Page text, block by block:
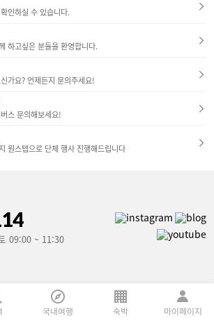
한 조명과 아트워크가 곳곳에 배치되어 있어마치
기분 좋게 열어주는 공간이었어요.​​​3. 객실 소개 웰
파크 호텔은 3층부터 8층까지 총 4가지 타입의 객
드 트윈 / 스위트룸 / 베리어프리룸​가족 단위 여행
객이 많음에도 패밀리룸이 따로 없다는 점은 조금
있었습니다.​​​스탠다드 더블룸 (약 32㎡) - 구성: 더
만, 더 아늑한 느낌- 특징: 커플 투숙객에게 인기- 욕
실: 깔끔한 화이트톤, 샤워부스 분리 / 친환경 다회
차를 즐길 수 있는 테이블 구비- 침실: 고급스러운
아트워크와 은은한 조명, 포근한 침구- 욕실: 블랙&
그레이 톤의 세련된 인테리어 - 더블 세면대 (커플·
가족 이용 시 편리)- 별도의 샤워부스- 대형 욕조 (온
러웠구요침구 상태도 청결했고 매트리스의 탄탄함
덕분에 숙면을 취할 수 있었습니다.방음도 잘 되어
외부 소음이 거의 들리지 않았고전체적인 청결 관
과 아비지동의 객실 하슬라 뮤지엄 호텔 객실의 가
장 큰 매력은 아마 오션뷰 욕조일 것입니다.바다를
니다.​먼저 솔거동 객실 부터 살펴볼까요?​​​스마일 스
위트(솔거동) 바닥에 깔린 돌과 붉은 커튼이 인상적
특한 인테리어가 매력적이었구요,구조또한 처음 접
하는 느낌이라 신선했습니다.​​슈페리어 스위트(솔
고가 높고,창가 벤치에 앉아 바다와 산을 동시에 감
상할 수 있습니다.스마일 스위트와 구조는 같지만
보겠습니다!​​스마일 스위트(아비지동) 넓은 통창으
로 햇살이 가득 들어오고,깔끔하고 시원한 분위기
늑한 휴식을 제공합니다.침대에 누워서도,창가에
앉아서도탁 트인 바다를 조망할 수 있는 점은마음
을 편하게 만들어줍니다.넓은 공간과 프라이빗한
개의 실내 전시관과 드넓은 야외 조각 공원으로 이
루어저 있습니다. 하슬라 아트월드 방문 꿀팁!​​- 관
람 시간 : 오전 9시 ~ 오후 6시(연중무휴)​- 주의사항
인하실 수 있습니다.
하고싶은 분들을 환영합니다.
가요? 언제든지 문의주세요!
스 문의해보세요!
원스텝으로 단체 행사 진행해드립니다
09:00 ~ 11:30
행)
국내여행 숙박 마이페이지